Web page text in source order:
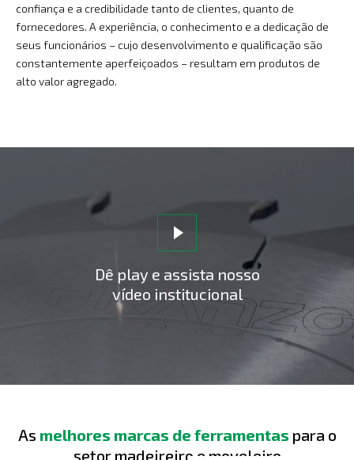
confiança e a credibilidade tanto de clientes, quanto de
fornecedores. A experiência, o conhecimento e a dedicação de
seus funcionários – cujo desenvolvimento e qualificação são
constantemente aperfeiçoados – resultam em produtos de
alto valor agregado.
l
a
y
V
e
Dê play e assista nosso
vídeo institucional
As melhores marcas de ferramentas para o
setor madeireiro e moveleiro